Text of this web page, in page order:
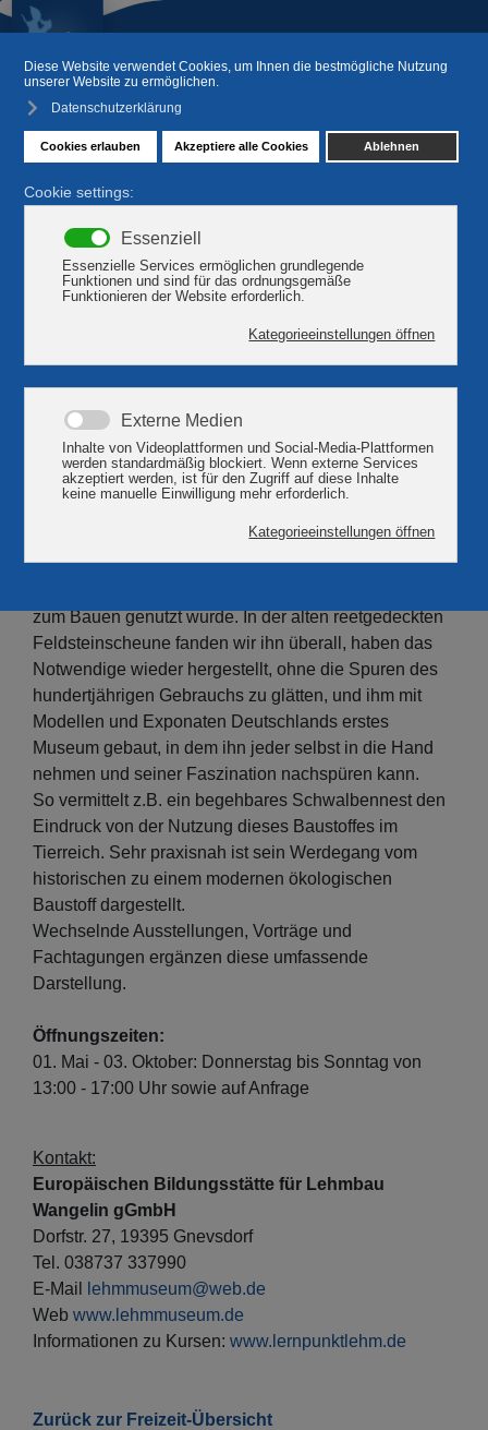
Ausflugsziele und
Freizeitangebote am Plauer
See
LehmMuseum Gnevsdorf
Lehm als Baustoff aus der dünnen Schicht des
zum Bauen genutzt wurde. In der alten reetgedeckten
Feldsteinscheune fanden wir ihn überall, haben das
Notwendige wieder hergestellt, ohne die Spuren des
hundertjährigen Gebrauchs zu glätten, und ihm mit
Modellen und Exponaten Deutschlands erstes
Museum gebaut, in dem ihn jeder selbst in die Hand
nehmen und seiner Faszination nachspüren kann.
So vermittelt z.B. ein begehbares Schwalbennest den
Eindruck von der Nutzung dieses Baustoffes im
Tierreich. Sehr praxisnah ist sein Werdegang vom
historischen zu einem modernen ökologischen
Baustoff dargestellt.
Wechselnde Ausstellungen, Vorträge und
Fachtagungen ergänzen diese umfassende
Darstellung.
Öffnungszeiten:
01. Mai - 03. Oktober: Donnerstag bis Sonntag von
13:00 - 17:00 Uhr sowie auf Anfrage
Kontakt:
Europäischen Bildungsstätte für Lehmbau
Wangelin gGmbH
Dorfstr. 27, 19395 Gnevsdorf
Tel. 038737 337990
E-Mail
lehmmuseum@web.de
Web www.lehmmuseum.de
Informationen zu Kursen: www.lernpunktlehm.de
Zurück zur Freizeit-Übersicht